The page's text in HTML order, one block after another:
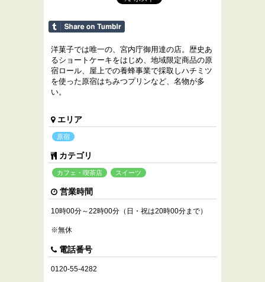
洋菓子では唯一の、宮内庁御用達の店。歴史あ
るショートケーキをはじめ、地域限定商品の原
宿ロール、屋上での養蜂事業で採取しハチミツ
を使った原宿はちみつプリンなど、名物が多
い。
エリア
原宿
カテゴリ
カフェ・喫茶店 スイーツ
営業時間
10時00分～22時00分（日・祝は20時00分まで）
※無休
電話番号
0120-55-4282